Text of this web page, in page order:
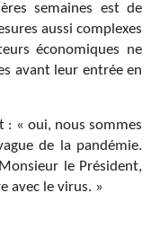
semaines est de
aussi complexes
économiques ne
avant leur entrée en
: « oui, nous sommes
de la pandémie.
le Président,
avec le virus. »